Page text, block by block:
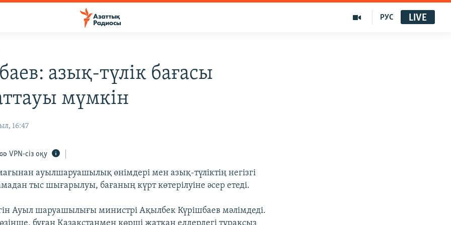
РУС LIVE
азық-түлік бағасы
мүмкін
16:47
VPN-сіз оқу
ауылшаруашылық өнімдері мен азық-түліктің негізгі
тыс шығарылуы, бағаның күрт көтерілуіне әсер етеді.
Ауыл шаруашылығы министрі Ақылбек Күрішбаев мәлімдеді.